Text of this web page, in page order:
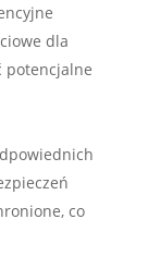
dla
potencjalne
co